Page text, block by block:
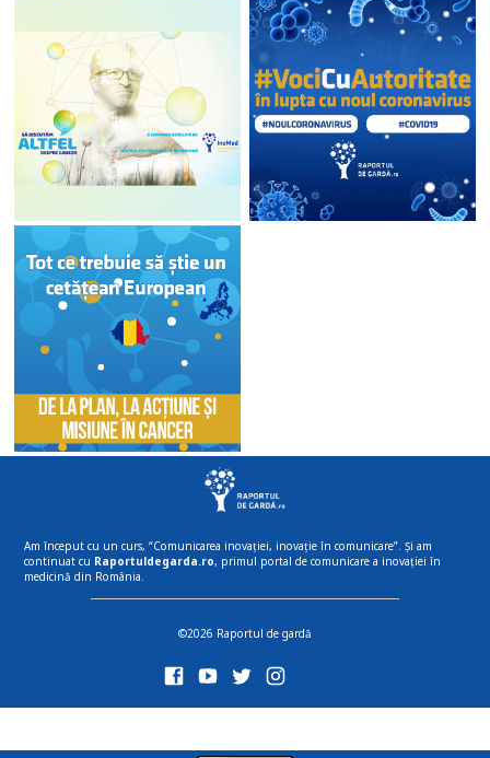
Am început cu un curs, “Comunicarea inovației, inovație în comunicare”. Și am
continuat cu Raportuldegarda.ro, primul portal de comunicare a inovației în
medicină din România.
©2026 Raportul de gardă